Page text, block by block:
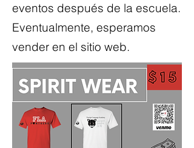
eventos después de la escuela.
Eventualmente, esperamos
vender en el sitio web.